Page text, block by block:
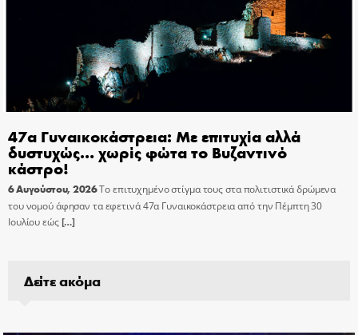
47α Γυναικοκάστρεια: Με επιτυχία αλλά
δυστυχώς… χωρίς φώτα το Βυζαντινό
κάστρο!
6 Αυγούστου, 2026Το επιτυχημένο στίγμα τους στα πολιτιστικά δρώμενα
του νομού άφησαν τα εφετινά 47α Γυναικοκάστρεια από την Πέμπτη 30
Ιουλίου εώς[…]
Δείτε ακόμα